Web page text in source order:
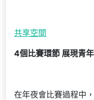
共享空間
4個比賽環節 展現青
在年夜會比賽過程中